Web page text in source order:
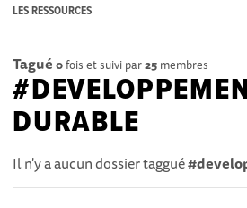
LES RESSOURCES
Tagué 0fois et suivi par25 membres
DURABLE
Il n'y a aucun dossier taggué